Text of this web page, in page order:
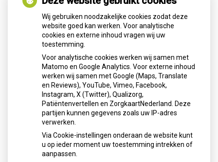
Vervelend dat u een klacht heeft. Wij vinden het belangrijk
van u te horen als u niet tevreden bent. Bespreek de klacht
dan met een van onze medewerkers of met de apotheker.
Wij nemen een klacht altijd serieus en gaan direct aan de
slag om uw klacht samen met u op te lossen. Komen we er
samen niet uit, dan kunt u hier
lezen wat u vervolgens
kunt doen.
Vragen of klachten over de rekening?
Uw zorgverzekeraar is het aanspreekpunt wanneer u
vragen of klachten heeft over de zorgnota die u van uw
zorgverzekeraar hebt ontvangen. Dat geldt ook voor vragen
of klachten over de kosten voor de farmaceutische zorg. U
vindt de contactgegevens van uw zorgverzekeraar op uw
zorgnota of op uw polisblad.
Wij gebruiken noodzakelijke cookies zodat deze
website goed kan werken. Voor analytische
cookies en externe inhoud vragen wij uw
toestemming.
Voor analytische cookies werken wij samen met
Matomo en Google Analytics. Voor externe inhoud
werken wij samen met Google (Maps, Translate
en Reviews), YouTube, Vimeo, Facebook,
Instagram, X (Twitter), Qualizorg,
Patiëntenvertellen en ZorgkaartNederland. Deze
partijen kunnen gegevens zoals uw IP-adres
verwerken.
Via Cookie-instellingen onderaan de website kunt
u op ieder moment uw toestemming intrekken of
aanpassen.